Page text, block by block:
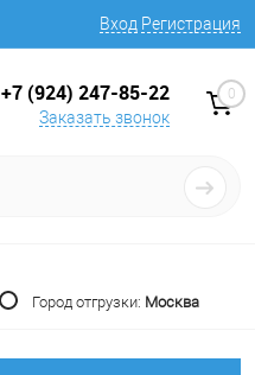
Вход Регистрация
+7 (924) 247-85-22
Заказать звонок
0
Город отгрузки: Москва